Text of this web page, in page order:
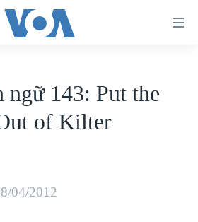
ngữ 143: Put the
of Kilter
04/2012